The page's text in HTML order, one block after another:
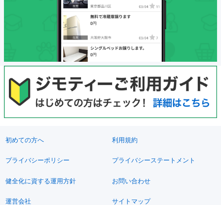
初めての方へ 利用規約
プライバシーポリシー プライバシーステートメント
健全化に資する運用方針 お問い合わせ
運営会社 サイトマップ